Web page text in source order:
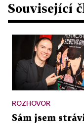
Související
ROZHOVOR
Sám jsem